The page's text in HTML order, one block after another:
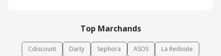
Top Marchands
Cdiscount Darty Sephora ASOS
La Redoute